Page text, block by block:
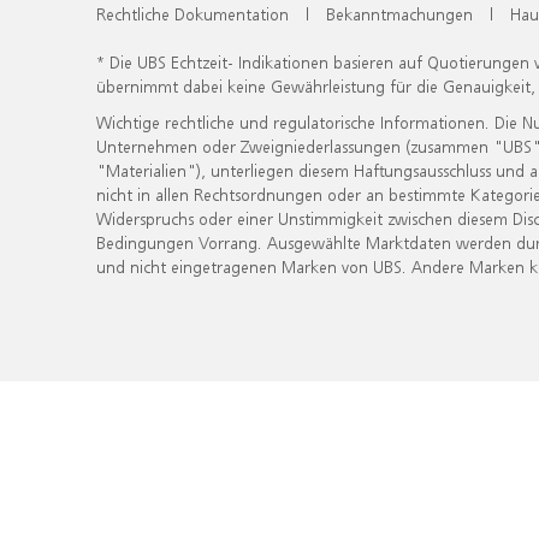
Rechtliche Dokumentation | Bekanntmachungen |
* Die UBS Echtzeit- Indikationen basieren auf
übernimmt dabei keine Gewährleistung für die
Wichtige rechtliche und regulatorische Informationen. Die
Unternehmen oder Zweigniederlassungen (zusammen
"Materialien"), unterliegen diesem Haftungsausschluss
nicht in allen Rechtsordnungen oder an bestimmte
Widerspruchs oder einer Unstimmigkeit zwischen diesem
Bedingungen Vorrang. Ausgewählte Marktdaten werden
und nicht eingetragenen Marken von UBS. Andere Marken